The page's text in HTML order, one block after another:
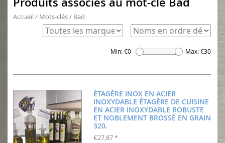
Accueil / Mots-clés/ Bad
Min: €0 Max: €30
ÉTAGÈRE INOX EN ACIER
INOXYDABLE ÉTAGÈRE DE CUISINE
EN ACIER INOXYDABLE ROBUSTE
ET NOBLEMENT BROSSÉ EN GRAIN
320.
€27,87 *